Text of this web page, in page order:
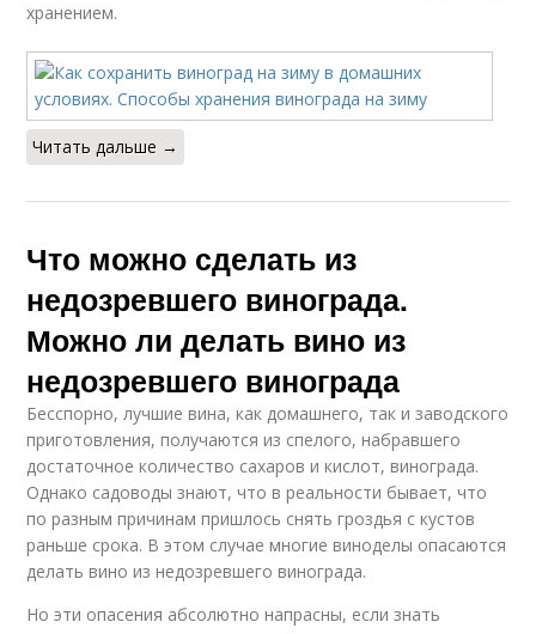
хранением.
Читать дальше →
Что можно сделать из
недозревшего винограда.
Можно ли делать вино из
недозревшего винограда
Бесспорно, лучшие вина, как домашнего, так и заводского
приготовления, получаются из спелого, набравшего
достаточное количество сахаров и кислот, винограда.
Однако садоводы знают, что в реальности бывает, что
по разным причинам пришлось снять гроздья с кустов
раньше срока. В этом случае многие виноделы опасаются
делать вино из недозревшего винограда.
Но эти опасения абсолютно напрасны, если знать